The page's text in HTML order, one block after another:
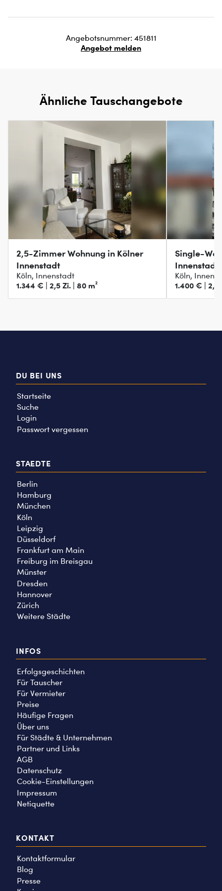
Angebotsnummer: 451811
Angebot melden
Ähnliche Tauschangebote
2,5-Zimmer Wohnung in Kölner
Innenstadt
Köln, Innenstadt
1.344 € | 2,5 Zi. | 80 m²
Single-
Innenstadt
Köln,
1.400 € | 2,5
DU BEI UNS
Startseite
Suche
Login
Passwort vergessen
STAEDTE
Berlin
Hamburg
München
Köln
Leipzig
Düsseldorf
Frankfurt am Main
Freiburg im Breisgau
Münster
Dresden
Hannover
Zürich
Weitere Städte
INFOS
Erfolgsgeschichten
Für Tauscher
Für Vermieter
Preise
Häufige Fragen
Über uns
Für Städte & Unternehmen
Partner und Links
AGB
Datenschutz
Cookie-Einstellungen
Impressum
Netiquette
KONTAKT
Kontaktformular
Blog
Presse